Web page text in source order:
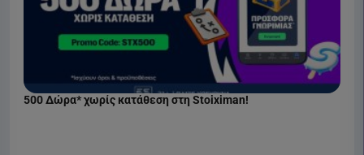
500 Δώρα* χωρίς κατάθεση στη Stoiximan!